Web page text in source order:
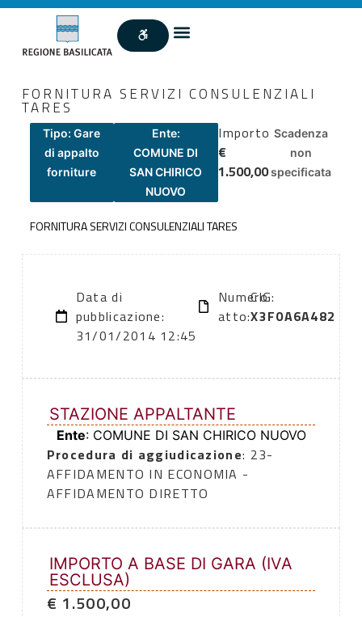
FORNITURA SERVIZI CONSULENZIALI
TARES
Tipo: Gare
di appalto
forniture
Ente:
COMUNE DI
SAN CHIRICO
NUOVO
Importo
€
1.500,00
Scadenza
non
specificata
FORNITURA SERVIZI CONSULENZIALI TARES
Data di
pubblicazione:
31/01/2014 12:45
Numero
atto:
CIG:
X3F0A6A482
STAZIONE APPALTANTE
Ente: COMUNE DI SAN CHIRICO NUOVO
Procedura di aggiudicazione: 23-
AFFIDAMENTO IN ECONOMIA -
AFFIDAMENTO DIRETTO
IMPORTO A BASE DI GARA (IVA
ESCLUSA)
€ 1.500,00